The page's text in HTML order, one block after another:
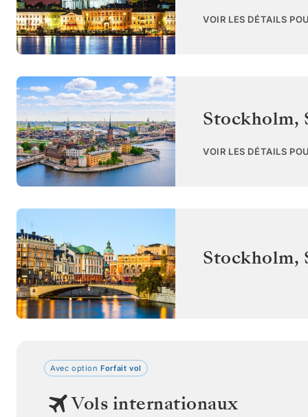
VOIR LES DÉTAILS
Stockholm,
VOIR LES DÉTAILS
Stockholm,
Avec option Forfait vol
Vols internationaux